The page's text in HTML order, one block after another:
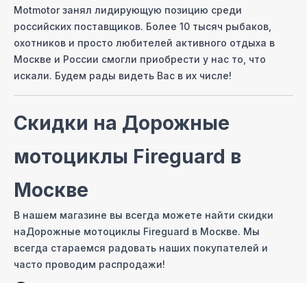
Motmotor занял лидирующую позицию среди
российских поставщиков. Более 10 тысяч рыбаков,
охотников и просто любителей активного отдыха в
Москве и России смогли приобрести у нас то, что
искали. Будем рады видеть Вас в их числе!
Скидки на Дорожные
мотоциклы Fireguard в
Москве
В нашем магазине вы всегда можете найти скидки
наДорожные мотоциклы Fireguard в Москве. Мы
всегда стараемся радовать наших покупателей и
часто проводим распродажи!